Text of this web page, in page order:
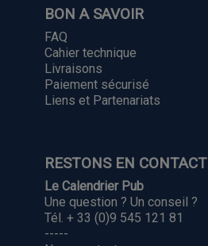
BON A SAVOIR
FAQ
Cahier technique
Livraisons
Paiement sécurisé
Liens et Partenariats
RESTONS EN CONTACT
Le Calendrier Pub
Une question ? Un conseil ?
Tél. + 33 (0)9 545 121 81
-----